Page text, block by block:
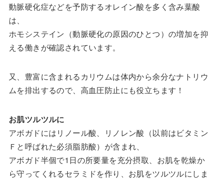
動脈硬化症などを予防するオレイン酸を多く含み葉酸
は、
ホモシステイン（動脈硬化の原因のひとつ）の増加を抑
える働きが確認されています。
又、豊富に含まれるカリウムは体内から余分なナトリウ
ムを排出するので、高血圧防止にも役立ちます！
お肌ツルツルに
アボガドにはリノール酸、リノレン酸（以前はビタミン
Ｆと呼ばれた必須脂肪酸）が含まれ、
アボガド半個で1日の所要量を充分摂取、お肌を乾燥か
ら守ってくれるセラミドを作り、お肌をツルツルにしま